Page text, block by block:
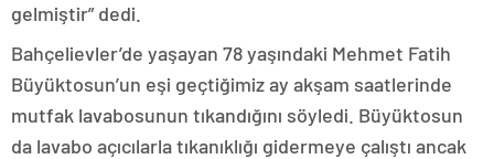
gelmiştir” dedi.
Bahçelievler’de yaşayan 78 yaşındaki Mehmet Fatih
Büyüktosun’un eşi geçtiğimiz ay akşam saatlerinde
mutfak lavabosunun tıkandığını söyledi. Büyüktosun
da lavabo açıcılarla tıkanıklığı gidermeye çalıştı ancak